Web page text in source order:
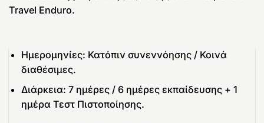
Travel Enduro.
Ημερομηνίες: Κατόπιν συνεννόησης / Κοινά
διαθέσιμες.
Διάρκεια: 7 ημέρες / 6 ημέρες εκπαίδευσης + 1
ημέρα Τεστ Πιστοποίησης.